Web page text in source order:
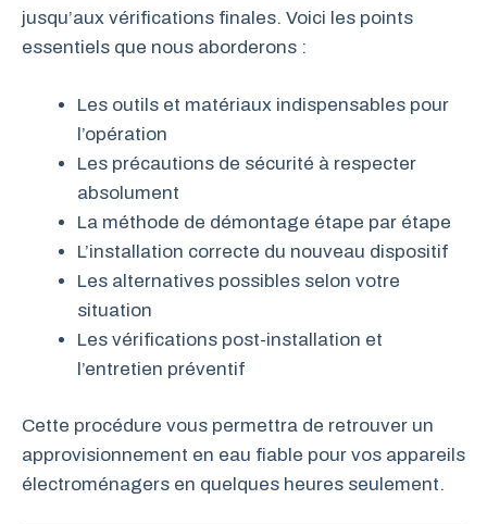
jusqu’aux vérifications finales. Voici les points
essentiels que nous aborderons :
Les outils et matériaux indispensables pour
l’opération
Les précautions de sécurité à respecter
absolument
La méthode de démontage étape par étape
L’installation correcte du nouveau dispositif
Les alternatives possibles selon votre
situation
Les vérifications post-installation et
l’entretien préventif
Cette procédure vous permettra de retrouver un
approvisionnement en eau fiable pour vos appareils
électroménagers en quelques heures seulement.